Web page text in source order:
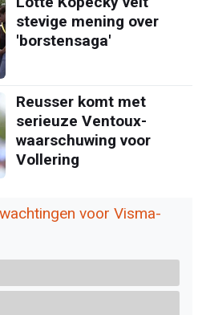
stevige mening over
'borstensaga'
Reusser komt met
serieuze Ventoux-
waarschuwing voor
Vollering
voor Visma-